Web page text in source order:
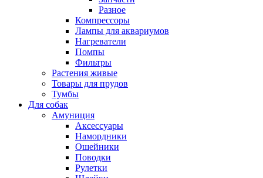
Разное
Компрессоры
Лампы для аквариумов
Нагреватели
Помпы
Фильтры
Растения живые
Товары для прудов
Тумбы
Для собак
Амуниция
Аксессуары
Намордники
Ошейники
Поводки
Рулетки